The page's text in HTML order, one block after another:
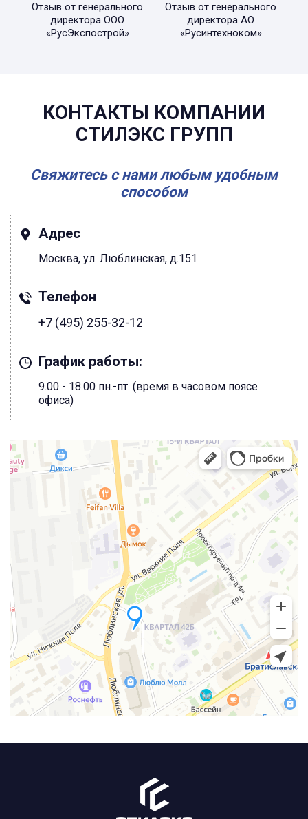
Отзыв от генерального
директора ООО
«РусЭкспострой»
Отзыв от генерального
директора АО
«Русинтехноком»
КОНТАКТЫ КОМПАНИИ
СТИЛЭКС ГРУПП
Свяжитесь с нами любым удобным
способом
Адрес
Москва, ул. Люблинская, д.151
Телефон
+7 (495) 255-32-12
График работы:
9.00 - 18.00 пн.-пт. (время в часовом поясе
офиса)